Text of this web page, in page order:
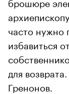
часто нужно
избавиться
для
Гренонов.